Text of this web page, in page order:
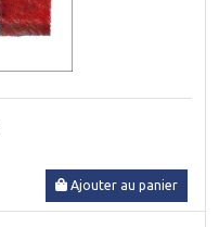
Ajouter au panier